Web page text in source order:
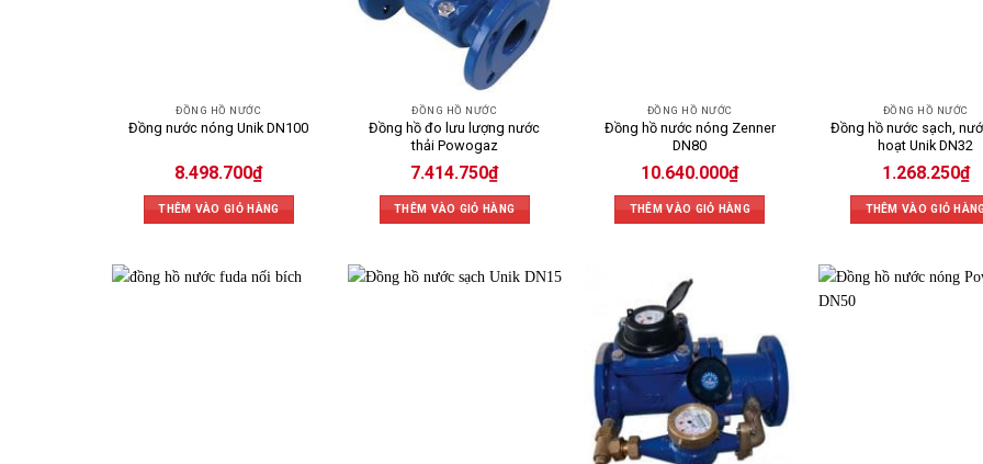
ĐỒNG HỒ NƯỚC
Đồng nước nóng Unik DN100
8.498.700₫
THÊM VÀO GIỎ HÀNG
ĐỒNG HỒ NƯỚC
Đồng hồ đo lưu lượng nước
thải Powogaz
7.414.750₫
THÊM VÀO GIỎ HÀNG
ĐỒNG HỒ NƯỚC
Đồng hồ nước nóng Zenner
DN80
10.640.000₫
THÊM VÀO GIỎ HÀNG
ĐỒNG HỒ NƯỚC
Đồng hồ nước sạch,
hoạt Unik DN32
1.268.250₫
THÊM VÀO GIỎ